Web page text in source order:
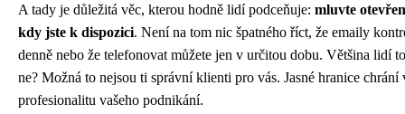
A tady je důležitá věc, kterou hodně lidí podceňuje: mluvte
kdy jste k dispozici. Není na tom nic špatného říct, že emaily
denně nebo že telefonovat můžete jen v určitou dobu. Většina lidí
ne? Možná to nejsou ti správní klienti pro vás. Jasné hranice chrání
profesionalitu vašeho podnikání.